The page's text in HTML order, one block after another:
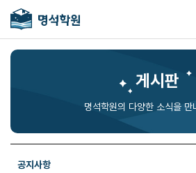
게시판
명석학원의 다양한 소식을 만
공지사항